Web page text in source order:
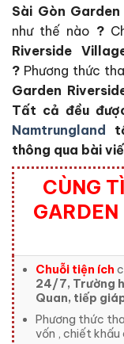
Sài Gòn
như thế nào ?
Riverside
? Phương thức
Garden
Tất cả đều
Namtrungland
thông qua bài
CÙNG
Chuỗi tiện ích
24/7, Trường
Quan, tiếp
Phương thức
vốn , chiết khấu